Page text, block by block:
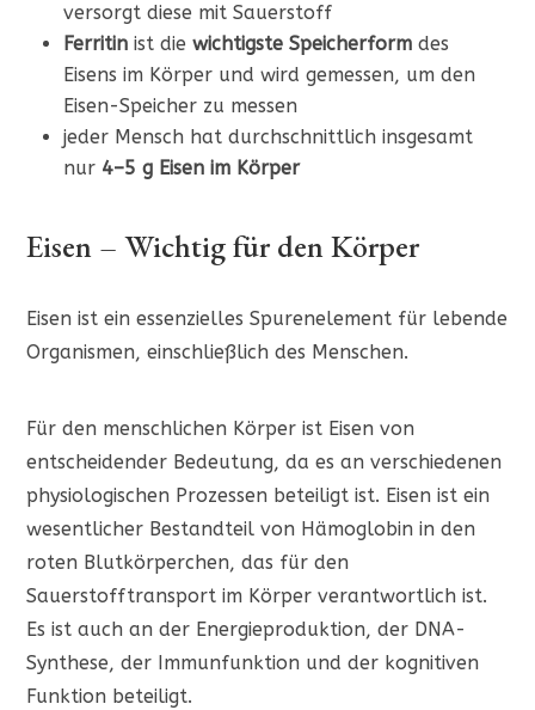
versorgt diese mit Sauerstoff
Ferritin ist diewichtigste Speicherform des
Eisens im Körper und wird gemessen, um den
Eisen-Speicher zu messen
jeder Mensch hat durchschnittlich insgesamt
nur 4–5 g Eisen im Körper
Eisen – Wichtig für den Körper
Eisen ist ein essenzielles Spurenelement für lebende
Organismen, einschließlich des Menschen.
Für den menschlichen Körper ist Eisen von
entscheidender Bedeutung, da es an verschiedenen
physiologischen Prozessen beteiligt ist. Eisen ist ein
wesentlicher Bestandteil von Hämoglobin in den
roten Blutkörperchen, das für den
Sauerstofftransport im Körper verantwortlich ist.
Es ist auch an der Energieproduktion, der DNA-
Synthese, der Immunfunktion und der kognitiven
Funktion beteiligt.